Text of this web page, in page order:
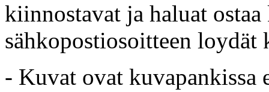
kiinnostavat ja haluat
sähkopostiosoitteen loydät
- Kuvat ovat kuvapankissa